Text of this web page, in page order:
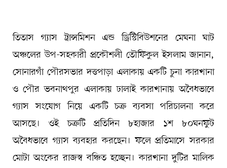
তিতাস গ্যাস ট্রান্সমিশন এন্ড ড্রিস্টিবিউশনের মেঘনা ঘাট
অঞ্চলের উপ-সহকারী প্রকৌশলী তৌফিকুল ইসলাম জানান,
সোনারগাঁ পৌরসভার দত্তপাড়া এলাকায় একটি চুনা কারখানা
ও পৌর ভবনাথপুর এলাকায় ঢালাই কারখানায় অবৈধভাবে
গ্যাস সংযোগ নিয়ে একটি চক্র ব্যবসা পরিচালনা করে
আসছে। ওই চক্রটি প্রতিদিন ৮হাজার ১শ ৮০ঘনফুট
অবৈধভাবে গ্যাস ব্যবহার করছেন। ফলে প্রতিমাসে সরকার
মোটা অংকের রাজস্ব বঞ্চিত হচ্ছেন। কারখানা দুটির মালিক